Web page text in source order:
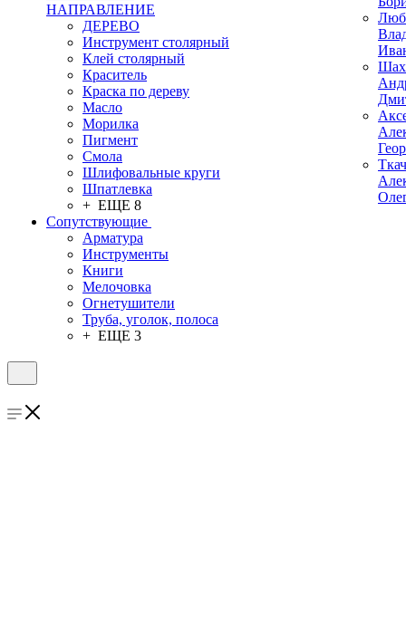
НАПРАВЛЕНИЕ
ДЕРЕВО
Инструмент столярный
Клей столярный
Краситель
Краска по дереву
Масло
Морилка
Пигмент
Смола
Шлифовальные круги
Шпатлевка
+ ЕЩЕ 8
Сопутствующие
Арматура
Инструменты
Книги
Мелочовка
Огнетушители
Труба, уголок, полоса
+ ЕЩЕ 3